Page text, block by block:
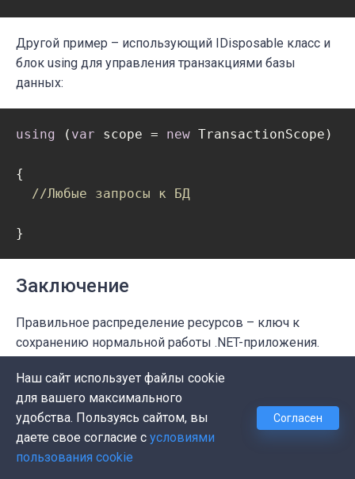
Другой пример – использующий IDisposable класс и
блок using для управления транзакциями базы
данных:
using ( var scope = new TransactionScope)
{
//Любые запросы к БД
}
Заключение
Правильное распределение ресурсов – ключ к
сохранению нормальной работы .NET-приложения.
При работе с управляемым кодом этот принцип
сводится к вызову метода Dispose в любом
IDisposable-классе, независимо от того, вызывается
он напрямую через оператор using или нет.
Наш сайт использует файлы cookie
для вашего максимального
удобства. Пользуясь сайтом, вы
даете свое согласие с условиями
пользования cookie
Согласен